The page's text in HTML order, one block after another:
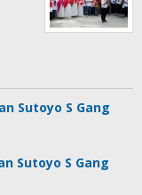
Sutoyo S Gang
Sutoyo S Gang